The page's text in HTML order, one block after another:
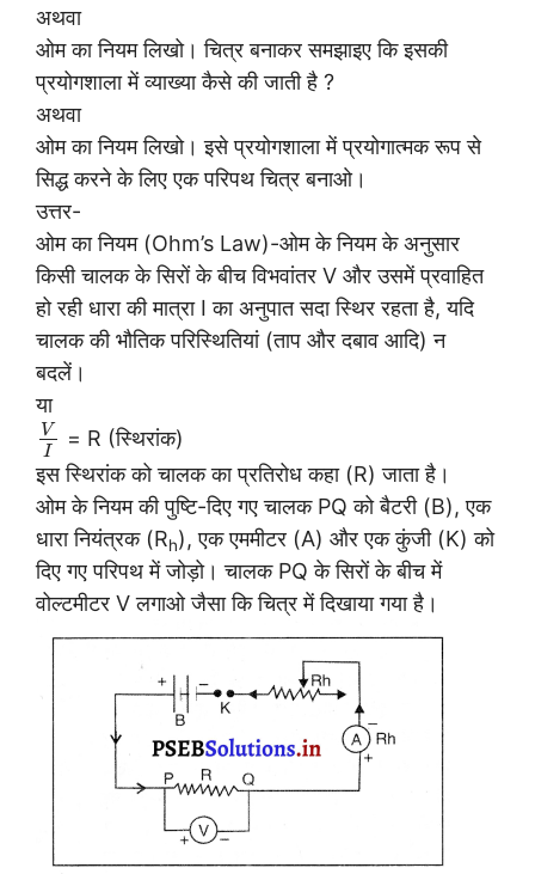
अथवा
ओम का नियम लिखो। चित्र बनाकर समझाइए कि इसकी
प्रयोगशाला में व्याख्या कैसे की जाती है ?
अथवा
ओम का नियम लिखो। इसे प्रयोगशाला में प्रयोगात्मक रूप से
सिद्ध करने के लिए एक परिपथ चित्र बनाओ।
उत्तर-
ओम का नियम (Ohm’s Law)-ओम के नियम के अनुसार
किसी चालक के सिरों के बीच विभवांतर V और उसमें प्रवाहित
हो रही धारा की मात्रा I का अनुपात सदा स्थिर रहता है, यदि
चालक की भौतिक परिस्थितियां (ताप और दबाव आदि) न
बदलें।
या
V
I
= R (स्थिरांक)
इस स्थिरांक को चालक का प्रतिरोध कहा (R) जाता है।
ओम के नियम की पुष्टि-दिए गए चालक PQ को बैटरी (B), एक
धारा नियंत्रक (Rh), एक एममीटर (A) और एक कुंजी (K) को
दिए गए परिपथ में जोड़ो। चालक PQ के सिरों के बीच में
वोल्टमीटर V लगाओ जैसा कि चित्र में दिखाया गया है।